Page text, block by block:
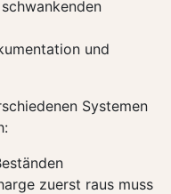
und
Systemen
zuerst raus muss